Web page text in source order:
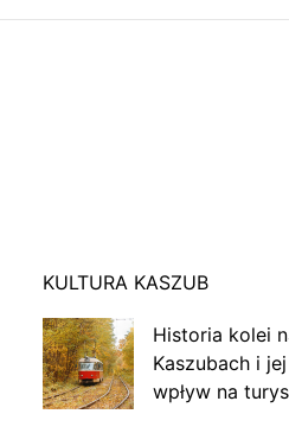
KULTURA KASZUB
Historia kolei
Kaszubach i jej
wpływ na